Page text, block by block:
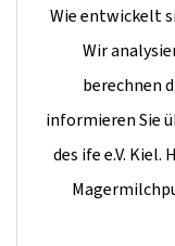
Wie entwickelt
Wir
berechnen
informieren Sie
des ife e.V.